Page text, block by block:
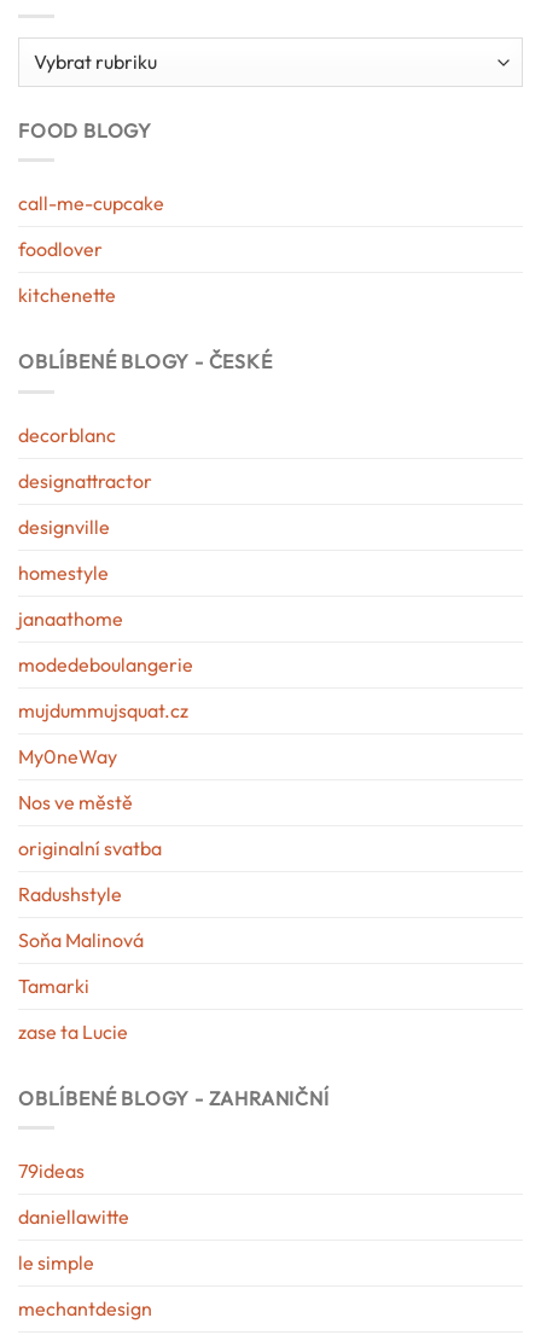
Kategorie
blogu
FOOD BLOGY
call-me-cupcake
foodlover
kitchenette
OBLÍBENÉ BLOGY - ČESKÉ
decorblanc
designattractor
designville
homestyle
janaathome
modedeboulangerie
mujdummujsquat.cz
My0neWay
Nos ve městě
originalní svatba
Radushstyle
Soňa Malinová
Tamarki
zase ta Lucie
OBLÍBENÉ BLOGY - ZAHRANIČNÍ
79ideas
daniellawitte
le simple
mechantdesign